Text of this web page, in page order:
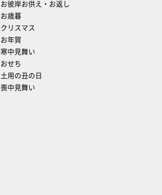
お彼岸お供え・お返し
お歳暮
クリスマス
お年賀
寒中見舞い
おせち
土用の丑の日
喪中見舞い